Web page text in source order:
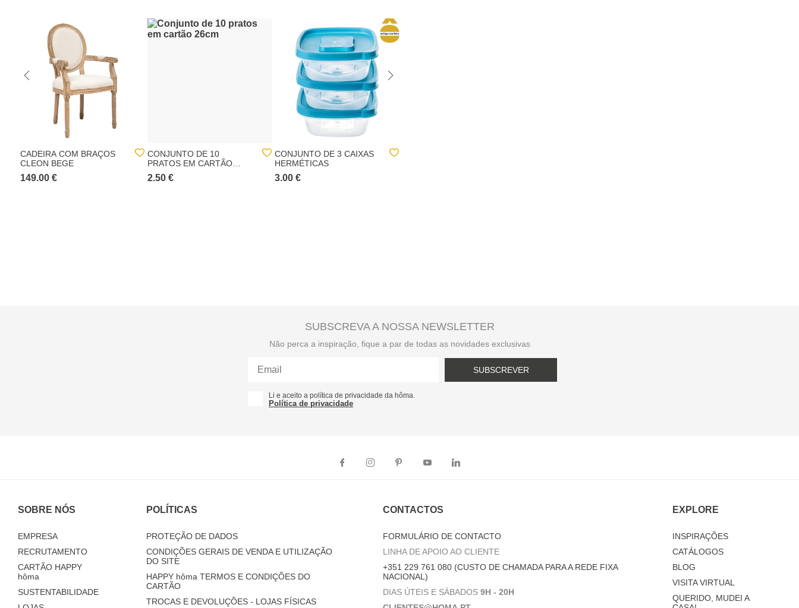
CADEIRA COM BRAÇOS
CLEON BEGE
149.00 €
CONJUNTO DE 10
PRATOS EM CARTÃO
26CM
2.50 €
CONJUNTO DE 3 CAIXAS
HERMÉTICAS
3.00 €
SUBSCREVA A NOSSA NEWSLETTER
Não perca a inspiração, fique a par de todas as novidades exclusivas
SUBSCREVER
Li e aceito a política de privacidade da hôma.
Política de privacidade
SOBRE NÓS
EMPRESA
RECRUTAMENTO
CARTÃO HAPPY
hôma
SUSTENTABILIDADE
POLÍTICAS
PROTEÇÃO DE DADOS
CONDIÇÕES GERAIS DE VENDA E UTILIZAÇÃO
DO SITE
HAPPY hôma TERMOS E CONDIÇÕES DO
CARTÃO
TROCAS E DEVOLUÇÕES - LOJAS FÍSICAS
CONTACTOS
FORMULÁRIO DE CONTACTO
LINHA DE APOIO AO CLIENTE
+351 229 761 080 (CUSTO DE CHAMADA PARA A REDE FIXA
NACIONAL)
DIAS ÚTEIS E SÁBADOS 9H - 20H
EXPLORE
INSPIRAÇÕES
CATÁLOGOS
BLOG
VISITA VIRTUAL
QUERIDO, MUDEI A